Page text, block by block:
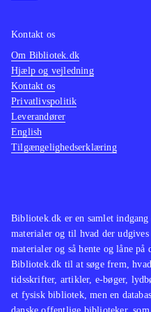
velkendte Singstar
netop det velkendte
nok gøre det populært i
stuer på tværs af
Singstar konceptet er
på bagen og
gameplay siden
med en sangstjerne i
Bibliotek.dk er en samlet
materialer og til hvad der
materialer og så hente og låne
Bibliotek.dk til at søge frem,
tidsskrifter, artikler, e-bøger,
et fysisk bibliotek, men en
Kontakt os
Om Bibliotek.dk
Hjælp og vejledning
Kontakt os
Privatlivspolitik
Leverandører
English
Tilgængelighedserklæring